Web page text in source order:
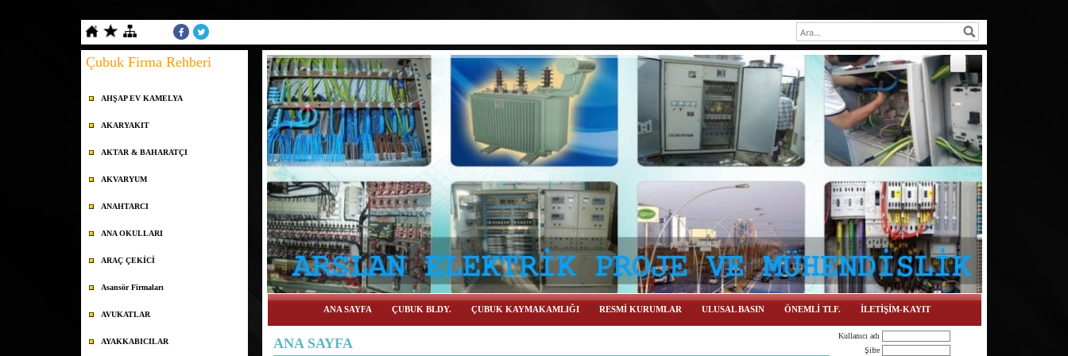
Çubuk Firma Rehberi
AHŞAP EV KAMELYA
AKARYAKIT
AKTAR & BAHARATÇI
AKVARYUM
ANAHTARCI
ANA OKULLARI
ARAÇ ÇEKİCİ
Asansör Firmaları
AVUKATLAR
AYAKKABICILAR
ANA SAYFA ÇUBUK BLDY. ÇUBUK KAYMAKAMLIĞI RESMİ KURUMLAR ULUSAL BASIN ÖNEMLİ TLF. İLETİŞİM-KAYIT
ANA SAYFA
Kullanıcı adı
Şifre